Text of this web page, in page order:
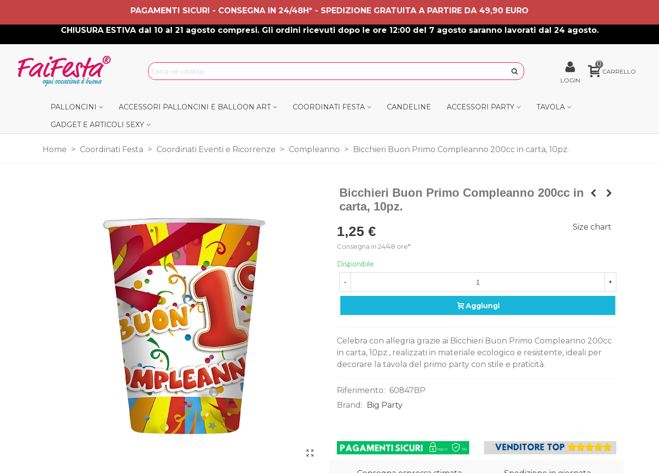
PAGAMENTI SICURI - CONSEGNA IN 24/48H* - SPEDIZIONE GRATUITA A PARTIRE DA 49,90 EURO
CHIUSURA ESTIVA dal 10 al 21 agosto compresi. Gli ordini ricevuti dopo le ore 12:00 del 7 agosto saranno lavorati dal 24 agosto.
LOGIN
0
CARRELLO
PALLONCINI ACCESSORI PALLONCINI E BALLOON ART COORDINATI FESTA CANDELINE ACCESSORI PARTY
TAVOLA
GADGET E ARTICOLI SEXY
Home > Coordinati Festa > Coordinati Eventi e Ricorrenze > Compleanno > Bicchieri Buon Primo Compleanno 200cc in carta, 10pz.
Bicchieri Buon Primo Compleanno 200cc in
carta, 10pz.
1,25 €
Consegna in 24/48 ore*
Size chart
Disponibile
- +
Aggiungi
Celebra con allegria grazie ai Bicchieri Buon Primo Compleanno 200cc
in carta, 10pz., realizzati in materiale ecologico e resistente, ideali per
decorare la tavola del primo party con stile e praticità.
Riferimento: 60847BP
Brand:
Big Party